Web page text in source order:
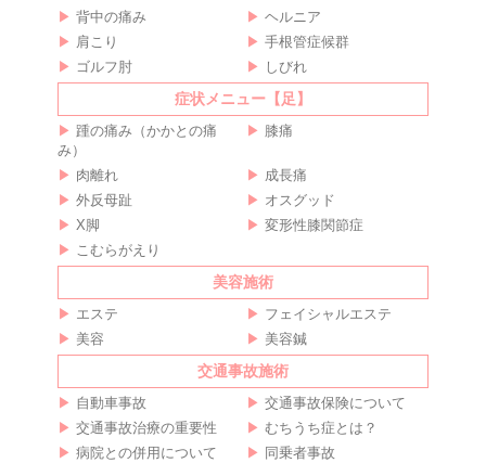
背中の痛み
ヘルニア
肩こり
手根管症候群
ゴルフ肘
しびれ
症状メニュー【足】
踵の痛み（かかとの痛
み）
膝痛
肉離れ
成長痛
外反母趾
オスグッド
X脚
変形性膝関節症
こむらがえり
美容施術
エステ
フェイシャルエステ
美容
美容鍼
交通事故施術
自動車事故
交通事故保険について
交通事故治療の重要性
むちうち症とは？
病院との併用について
同乗者事故